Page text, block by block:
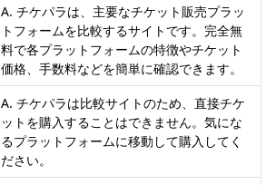
A. チケパラは、主要なチケット販売プラッ
トフォームを比較するサイトです。完全無
料で各プラットフォームの特徴やチケット
価格、手数料などを簡単に確認できます。
A. チケパラは比較サイトのため、直接チケ
ットを購入することはできません。気にな
るプラットフォームに移動して購入してく
ださい。